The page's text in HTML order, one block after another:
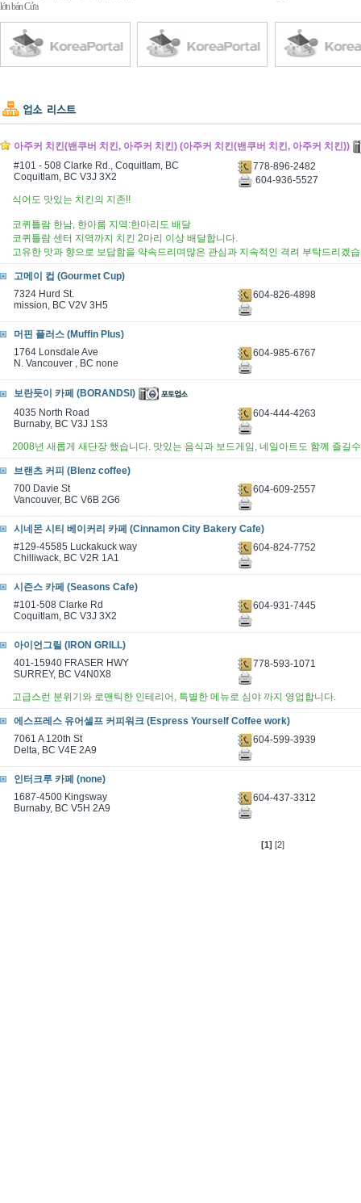
lớn bán Cửa
아주커 치킨(밴쿠버 치킨, 아주커 치킨) (아주커 치킨(밴쿠버 치킨, 아주커 치킨))
#101 - 508 Clarke Rd., Coquitlam, BC
Coquitlam, BC V3J 3X2
778-896-2482
604-936-5527
식어도 맛있는 치킨의 지존!!
코퀴틀람 한남, 한아름 지역:한마리도 배달
코퀴틀람 센터 지역까지 치킨 2마리 이상 배달합니다.
고유한 맛과 향으로 보답함을 약속드리며많은 관심과 지속적인 격려 부탁드리겠
고메이 컵 (Gourmet Cup)
7324 Hurd St.
mission, BC V2V 3H5
604-826-4898
머핀 플러스 (Muffin Plus)
1764 Lonsdale Ave
N. Vancouver , BC none
604-985-6767
보란듯이 카페 (BORANDSI)
4035 North Road
Burnaby, BC V3J 1S3
604-444-4263
2008년 새롭게 새단장 했습니다. 맛있는 음식과 보드게임, 네일아트도 함께 즐길
브랜츠 커피 (Blenz coffee)
700 Davie St
Vancouver, BC V6B 2G6
604-609-2557
시네몬 시티 베이커리 카페 (Cinnamon City Bakery Cafe)
#129-45585 Luckakuck way
Chilliwack, BC V2R 1A1
604-824-7752
시즌스 카페 (Seasons Cafe)
#101-508 Clarke Rd
Coquitlam, BC V3J 3X2
604-931-7445
아이언그릴 (IRON GRILL)
401-15940 FRASER HWY
SURREY, BC V4N0X8
778-593-1071
고급스런 분위기와 로맨틱한 인테리어, 특별한 메뉴로 심야 까지 영업합니다.
에스프레스 유어셀프 커피워크 (Espress Yourself Coffee work)
7061 A 120th St
Delta, BC V4E 2A9
604-599-3939
인터크루 카페 (none)
1687-4500 Kingsway
Burnaby, BC V5H 2A9
604-437-3312
[1] [2]